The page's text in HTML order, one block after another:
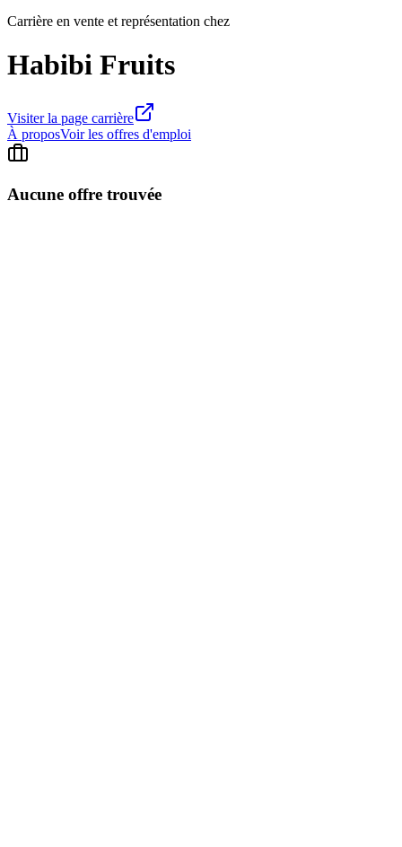
Carrière en vente et représentation chez
Habibi Fruits
Visiter la page carrière
À proposVoir les offres d'emploi
Aucune offre trouvée